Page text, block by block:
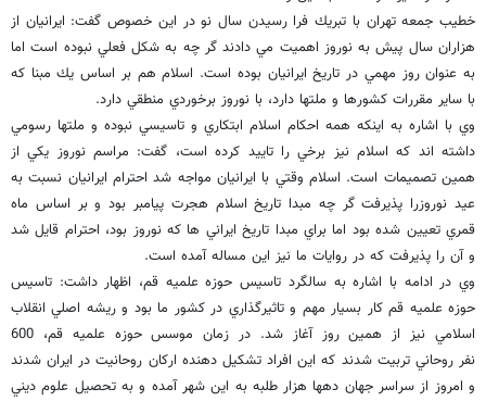
خطيب جمعه تهران با تبريك فرا رسيدن سال نو در اين خصوص گفت: ايرانيان از
هزاران سال پيش به نوروز اهميت مي دادند گر چه به شكل فعلي نبوده است اما
به عنوان روز مهمي در تاريخ ايرانيان بوده است. اسلام هم بر اساس يك مبنا كه
با ساير مقررات كشورها و ملتها دارد، با نوروز برخوردي منطقي دارد.
وي با اشاره به اينكه همه احكام اسلام ابتكاري و تاسيسي نبوده و ملتها رسومي
داشته اند كه اسلام نيز برخي را تاييد كرده است، گفت: مراسم نوروز يكي از
همين تصميمات است. اسلام وقتي با ايرانيان مواجه شد احترام ايرانيان نسبت به
عيد نوروزرا پذيرفت گر چه مبدا تاريخ اسلام هجرت پيامبر بود و بر اساس ماه
قمري تعيين شده بود اما براي مبدا تاريخ ايراني ها كه نوروز بود، احترام قايل شد
و آن را پذيرفت كه در روايات ما نيز اين مساله آمده است.
وي در ادامه با اشاره به سالگرد تاسيس حوزه علميه قم، اظهار داشت: تاسيس
حوزه علميه قم كار بسيار مهم و تاثيرگذاري در كشور ما بود و ريشه اصلي انقلاب
اسلامي نيز از همين روز آغاز شد. در زمان موسس حوزه علميه قم، 600
نفر روحاني تربيت شدند كه اين افراد تشكيل دهنده اركان روحانيت در ايران شدند
و امروز از سراسر جهان دهها هزار طلبه به اين شهر آمده و به تحصيل علوم ديني